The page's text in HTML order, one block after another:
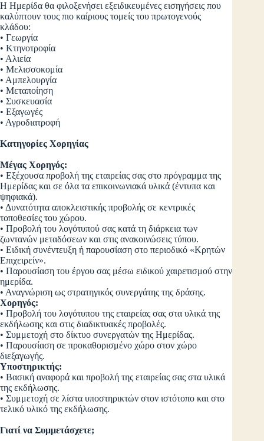
Η Ημερίδα θα φιλοξενήσει εξειδικευμένες εισηγήσεις που
καλύπτουν τους πιο καίριους τομείς του πρωτογενούς
κλάδου:
• Γεωργία
• Κτηνοτροφία
• Αλιεία
• Μελισσοκομία
• Αμπελουργία
• Μεταποίηση
• Συσκευασία
• Εξαγωγές
• Αγροδιατροφή
Κατηγορίες Χορηγίας
Μέγας Χορηγός:
• Εξέχουσα προβολή της εταιρείας σας στο πρόγραμμα της
Ημερίδας και σε όλα τα επικοινωνιακά υλικά (έντυπα και
ψηφιακά).
• Δυνατότητα αποκλειστικής προβολής σε κεντρικές
τοποθεσίες του χώρου.
• Προβολή του λογότυπού σας κατά τη διάρκεια των
ζωντανών μεταδόσεων και στις ανακοινώσεις τύπου.
• Ειδική συνέντευξη ή παρουσίαση στο περιοδικό «Κρητών
Επιχειρείν».
• Παρουσίαση του έργου σας μέσω ειδικού χαιρετισμού στην
ημερίδα.
• Αναγνώριση ως στρατηγικός συνεργάτης της δράσης.
Χορηγός:
• Προβολή του λογότυπου της εταιρείας σας στα υλικά της
εκδήλωσης και στις διαδικτυακές προβολές.
• Συμμετοχή στο δίκτυο συνεργατών της Ημερίδας.
• Παρουσίαση σε προκαθορισμένο χώρο στον χώρο
διεξαγωγής.
Υποστηρικτής:
• Βασική αναφορά και προβολή της εταιρείας σας στα υλικά
της εκδήλωσης.
• Συμμετοχή σε λίστα υποστηρικτών στον ιστότοπο και στο
τελικό υλικό της εκδήλωσης.
Γιατί να Συμμετάσχετε;